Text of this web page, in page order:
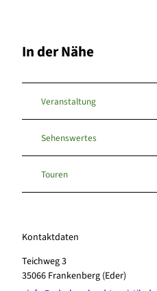
In der Nähe
Veranstaltung
Sehenswertes
Touren
Kontaktdaten
Teichweg 3
35066 Frankenberg (Eder)